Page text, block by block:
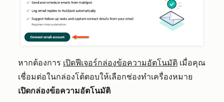
หากต้องการ เปิดฟีเจอร์กล่องข้อความอัตโนมัติ เมื่อคุณ
เชื่อมต่อในกล่องโต้ตอบให้เลือกช่องทำเครื่องหมาย
เปิดกล่องข้อความอัตโนมัติ